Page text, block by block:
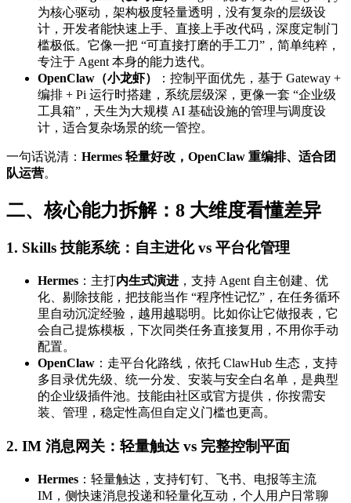
为核心驱动，架构极度轻量透明，没有复杂的层级设
计，开发者能快速上手、直接上手改代码，深度定制门
槛极低。它像一把 “可直接打磨的手工刀”，简单纯粹，
专注于 Agent 本身的能力迭代。
OpenClaw（小龙虾）
：控制平面优先，基于 Gateway +
编排 + Pi 运行时搭建，系统层级深，更像一套 “企业级
工具箱”，天生为大规模 AI 基础设施的管理与调度设
计，适合复杂场景的统一管控。
一句话说清： Hermes 轻量好改，OpenClaw 重编排、适合团
队运营。
二、核心能力拆解：8 大维度看懂差异
1. Skills 技能系统：自主进化 vs 平台化管理
Hermes ：主打内生式演进 ，支持 Agent 自主创建、优
化、剔除技能，把技能当作 “程序性记忆”，在任务循环
里自动沉淀经验，越用越聪明。比如你让它做报表，它
会自己提炼模板，下次同类任务直接复用，不用你手动
配置。
OpenClaw ：走平台化路线，依托 ClawHub 生态，支持
多目录优先级、统一分发、安装与安全白名单，是典型
的企业级插件池。技能由社区或官方提供，你按需安
装、管理，稳定性高但自定义门槛也更高。
2. IM 消息网关：轻量触达 vs 完整控制平面
Hermes ：轻量触达，支持钉钉、飞书、电报等主流
IM，侧快速消息投递和轻量化互动，个人用户日常聊